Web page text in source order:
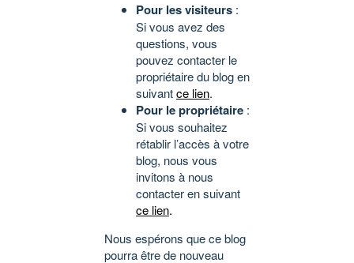
Pour les visiteurs :
Si vous avez des
questions, vous
pouvez contacter le
propriétaire du blog en
suivantce lien.
Pour le propriétaire :
Si vous souhaitez
rétablir l’accès à votre
blog, nous vous
invitons à nous
contacter en suivant
ce lien.
Nous espérons que ce blog
pourra être de nouveau